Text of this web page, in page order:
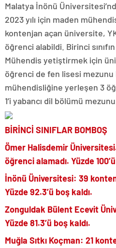
Malatya İnönü
2023 yılı için maden
kontenjan açan üniversite,
öğrenci alabildi. Birinci
Mühendis yetiştirmek için
öğrenci de fen lisesi mezunu
mühendisliğine yerleşen 3
1’i yabancı dil bölümü mezunu.
BİRİNCİ SINIFLAR BOMBOŞ
Ömer Halisdemir
öğrenci alamadı. Yüzde
İnönü Üniversitesi: 39
Yüzde 92.3’ü boş kaldı.
Zonguldak Bülent Ecevit
Yüzde 81.3’ü boş kaldı.
Muğla Sıtkı Koçman: 21